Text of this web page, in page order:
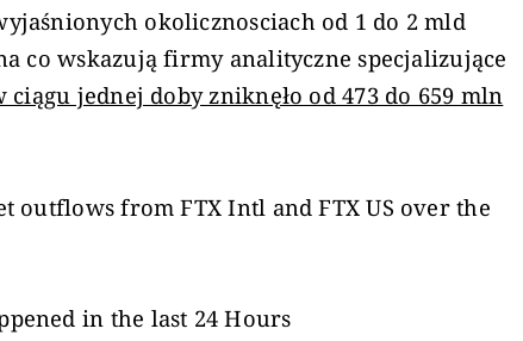
okolicznosciach od 1 do 2 mld
co wskazują firmy analityczne specjalizujące
ciągu jednej doby zniknęło od 473 do 659 mln
outflows from FTX Intl and FTX US over the
in the last 24 Hours